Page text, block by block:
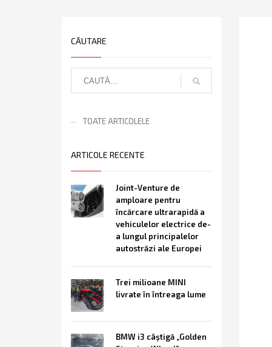
CĂUTARE
TOATE ARTICOLELE
ARTICOLE RECENTE
Joint-Venture de
amploare pentru
încărcare ultrarapidă a
vehiculelor electrice de-
a lungul principalelor
autostrăzi ale Europei
Trei milioane MINI
livrate în întreaga lume
BMW i3 câştigă „Golden